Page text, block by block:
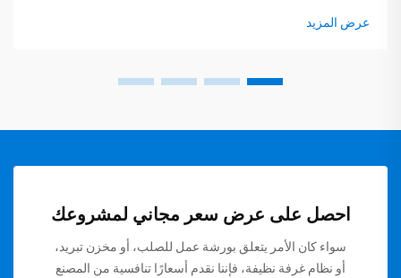
الصمت أهمية كبيرة. وهذه الألواح لا تحافظ على نقاء الهواء فحسب،
بل تمتص الصوت بكفاءة عالية أيضًا. ذلك...
عرض المزيد
احصل على عرض سعر مجاني لمشروعك
سواء كان الأمر يتعلق بورشة عمل للصلب، أو مخزن تبريد،
أو نظام غرفة نظيفة، فإننا نقدم أسعارًا تنافسية من المصنع